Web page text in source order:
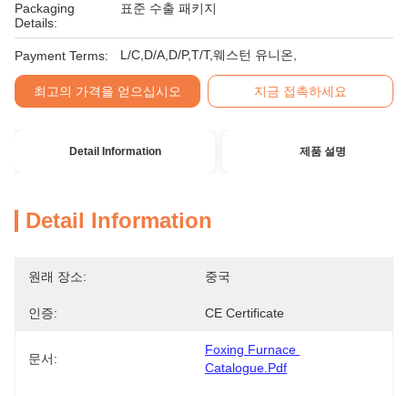
Packaging
Details:
표준 수출 패키지
Payment Terms: L/C,D/A,D/P,T/T,웨스턴 유니온,
최고의 가격을 얻으십시오 지금 접촉하세요
Detail Information 제품 설명
Detail Information
원래 장소: 중국
인증: CE Certificate
문서:
Foxing Furnace
Catalogue.pdf